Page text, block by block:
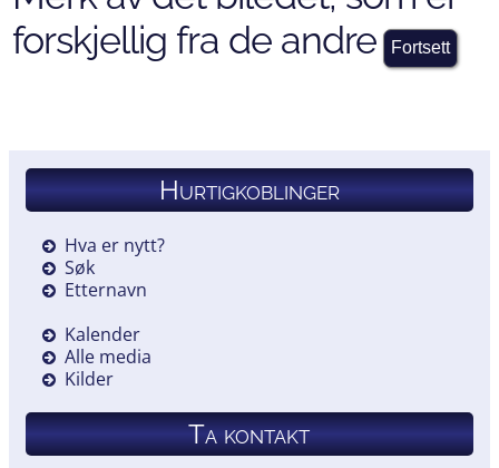
forskjellig fra de andre
Hurtigkoblinger
Hva er nytt?
Søk
Etternavn
Kalender
Alle media
Kilder
Ta kontakt